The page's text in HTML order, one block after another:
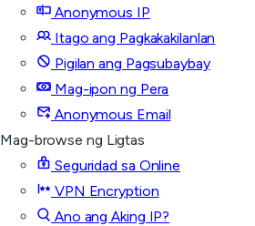
Anonymous IP
Itago ang Pagkakakilanlan
Pigilan ang Pagsubaybay
Mag-ipon ng Pera
Anonymous Email
Mag-browse ng Ligtas
Seguridad sa Online
VPN Encryption
Ano ang Aking IP?